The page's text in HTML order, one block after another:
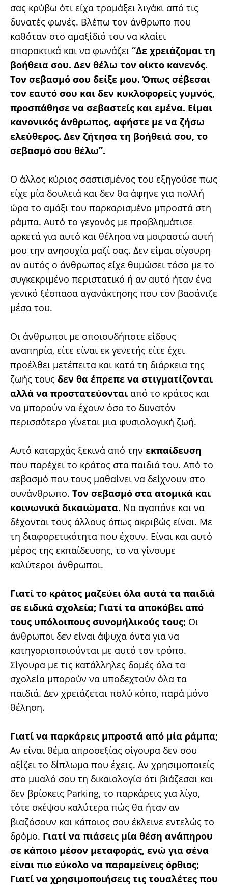
σας κρύβω ότι είχα τρομάξει λιγάκι από τις
δυνατές φωνές. Βλέπω τον άνθρωπο που
καθόταν στο αμαξίδιό του να κλαίει
σπαρακτικά και να φωνάζει ‘‘Δε χρειάζομαι τη
βοήθεια σου. Δεν θέλω τον οίκτο κανενός.
Τον σεβασμό σου δείξε μου. Όπως σέβεσαι
τον εαυτό σου και δεν κυκλοφορείς γυμνός,
προσπάθησε να σεβαστείς και εμένα. Είμαι
κανονικός άνθρωπος, αφήστε με να ζήσω
ελεύθερος. Δεν ζήτησα τη βοήθειά σου, το
σεβασμό σου θέλω”.
Ο άλλος κύριος σαστισμένος του εξηγούσε πως
είχε μία δουλειά και δεν θα άφηνε για πολλή
ώρα το αμάξι του παρκαρισμένο μπροστά στη
ράμπα. Αυτό το γεγονός με προβλημάτισε
αρκετά για αυτό και θέλησα να μοιραστώ αυτή
μου την ανησυχία μαζί σας. Δεν είμαι σίγουρη
αν αυτός ο άνθρωπος είχε θυμώσει τόσο με το
συγκεκριμένο περιστατικό ή αν αυτό ήταν ένα
γενικό ξέσπασα αγανάκτησης που τον βασάνιζε
μέσα του.
Οι άνθρωποι με οποιουδήποτε είδους
αναπηρία, είτε είναι εκ γενετής είτε έχει
προέλθει μετέπειτα και κατά τη διάρκεια της
ζωής τους δεν θα έπρεπε να στιγματίζονται
αλλά να προστατεύονται από το κράτος και
να μπορούν να έχουν όσο το δυνατόν
περισσότερο γίνεται μια φυσιολογική ζωή.
Αυτό καταρχάς ξεκινά από την εκπαίδευση
που παρέχει το κράτος στα παιδιά του. Από το
σεβασμό που τους μαθαίνει να δείχνουν στο
συνάνθρωπο. Τον σεβασμό στα ατομικά και
κοινωνικά δικαιώματα. Να αγαπάνε και να
δέχονται τους άλλους όπως ακριβώς είναι. Με
τη διαφορετικότητα που έχουν. Είναι και αυτό
μέρος της εκπαίδευσης, το να γίνουμε
καλύτεροι άνθρωποι.
Γιατί το κράτος μαζεύει όλα αυτά τα παιδιά
σε ειδικά σχολεία; Γιατί τα αποκόβει από
τους υπόλοιπους συνομήλικούς τους; Οι
άνθρωποι δεν είναι άψυχα όντα για να
κατηγοριοποιούνται με αυτό τον τρόπο.
Σίγουρα με τις κατάλληλες δομές όλα τα
σχολεία μπορούν να υποδεχτούν όλα τα
παιδιά. Δεν χρειάζεται πολύ κόπο, παρά μόνο
θέληση.
Γιατί να παρκάρεις μπροστά από μία ράμπα;
Αν είναι θέμα απροσεξίας σίγουρα δεν σου
αξίζει το δίπλωμα που έχεις. Αν χρησιμοποιείς
στο μυαλό σου τη δικαιολογία ότι βιάζεσαι και
δεν βρίσκεις Parking, το παρκάρεις για λίγο,
τότε σκέψου καλύτερα πώς θα ήταν αν
βιαζόσουν και κάποιος σου έκλεινε εντελώς το
δρόμο. Γιατί να πιάσεις μία θέση ανάπηρου
σε κάποιο μέσον μεταφοράς, ενώ για σένα
είναι πιο εύκολο να παραμείνεις όρθιος;
Γιατί να χρησιμοποιήσεις τις τουαλέτες που